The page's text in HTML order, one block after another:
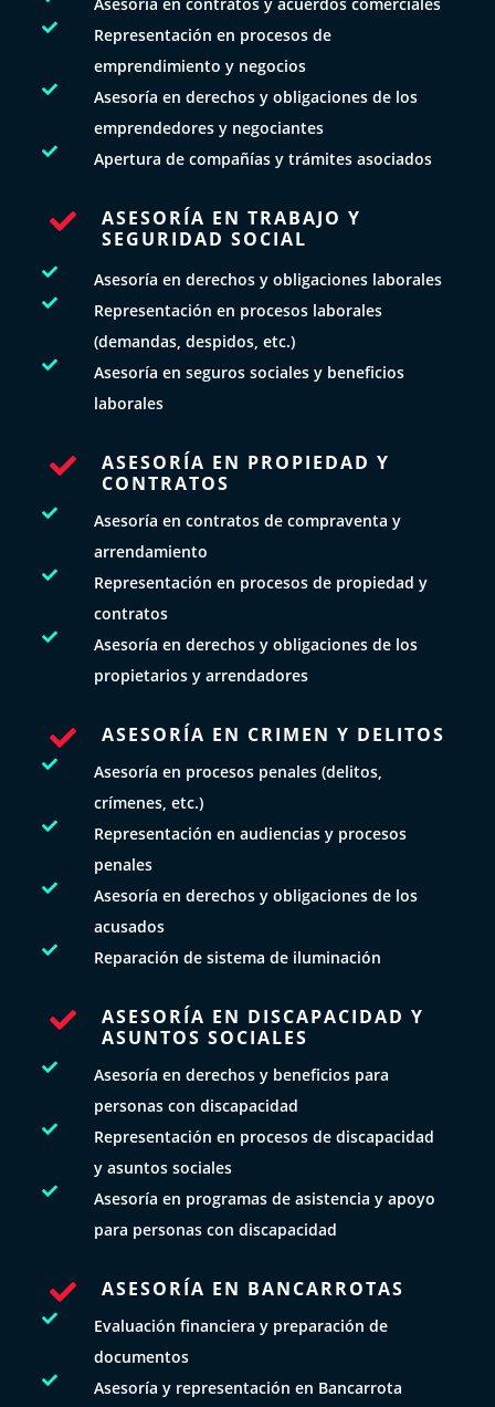

Representación en procesos de
emprendimiento y negocios

Asesoría en derechos y obligaciones de los
emprendedores y negociantes
 Apertura de compañías y trámites asociados

ASESORÍA EN TRABAJO Y
SEGURIDAD SOCIAL
 Asesoría en derechos y obligaciones laborales

Representación en procesos laborales
(demandas, despidos, etc.)

Asesoría en seguros sociales y beneficios
laborales

ASESORÍA EN PROPIEDAD Y
CONTRATOS

Asesoría en contratos de compraventa y
arrendamiento

Representación en procesos de propiedad y
contratos

Asesoría en derechos y obligaciones de los
propietarios y arrendadores
 ASESORÍA EN CRIMEN Y DELITOS

Asesoría en procesos penales (delitos,
crímenes, etc.)

Representación en audiencias y procesos
penales

Asesoría en derechos y obligaciones de los
acusados
 Reparación de sistema de iluminación

ASESORÍA EN DISCAPACIDAD Y
ASUNTOS SOCIALES

Asesoría en derechos y beneficios para
personas con discapacidad

Representación en procesos de discapacidad
y asuntos sociales

Asesoría en programas de asistencia y apoyo
para personas con discapacidad
 ASESORÍA EN BANCARROTAS

Evaluación financiera y preparación de
documentos

Asesoría y representación en Bancarrota